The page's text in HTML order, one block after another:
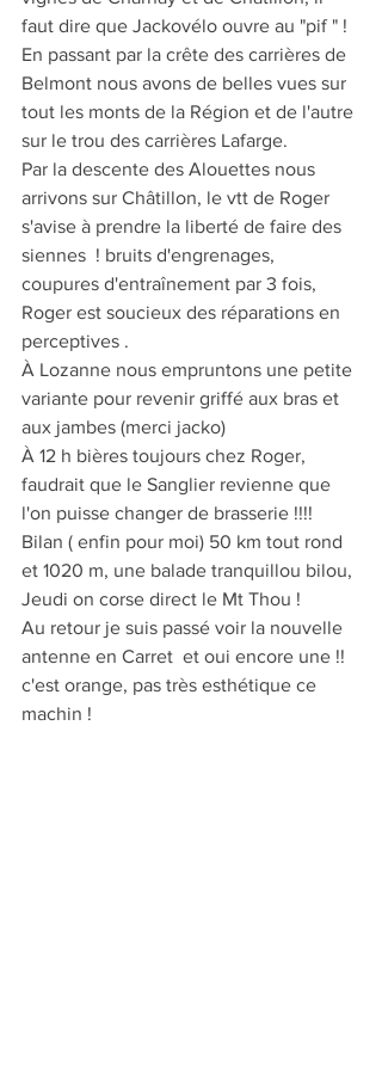
faut dire que Jackovélo ouvre au "pif " !
En passant par la crête des carrières de
Belmont nous avons de belles vues sur
tout les monts de la Région et de l'autre
sur le trou des carrières Lafarge.
Par la descente des Alouettes nous
arrivons sur Châtillon, le vtt de Roger
s'avise à prendre la liberté de faire des
siennes  ! bruits d'engrenages,
coupures d'entraînement par 3 fois,
Roger est soucieux des réparations en
perceptives .
À Lozanne nous empruntons une petite
variante pour revenir griffé aux bras et
aux jambes (merci jacko)
À 12 h bières toujours chez Roger,
faudrait que le Sanglier revienne que
l'on puisse changer de brasserie !!!!
Bilan ( enfin pour moi) 50 km tout rond
et 1020 m, une balade tranquillou bilou,
Jeudi on corse direct le Mt Thou !
Au retour je suis passé voir la nouvelle
antenne en Carret  et oui encore une !!
c'est orange, pas très esthétique ce
machin !